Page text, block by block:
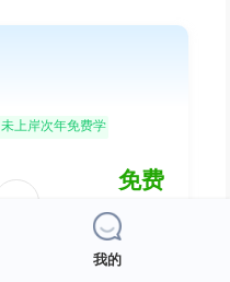
未上岸次年免费学
免费
25人已购买
我的